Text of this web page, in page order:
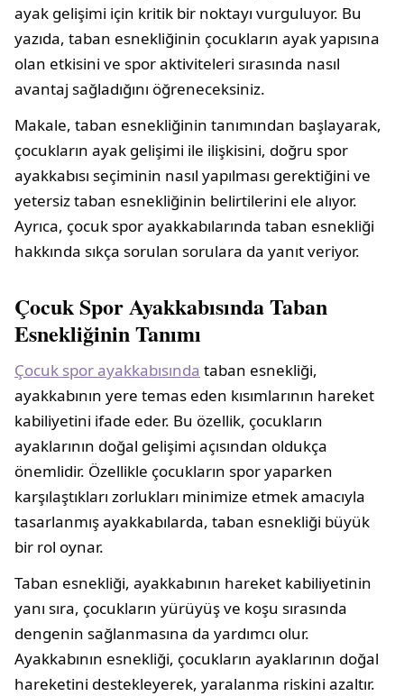
ayak gelişimi için kritik bir noktayı vurguluyor. Bu
yazıda, taban esnekliğinin çocukların ayak yapısına
olan etkisini ve spor aktiviteleri sırasında nasıl
avantaj sağladığını öğreneceksiniz.
Makale, taban esnekliğinin tanımından başlayarak,
çocukların ayak gelişimi ile ilişkisini, doğru spor
ayakkabısı seçiminin nasıl yapılması gerektiğini ve
yetersiz taban esnekliğinin belirtilerini ele alıyor.
Ayrıca, çocuk spor ayakkabılarında taban esnekliği
hakkında sıkça sorulan sorulara da yanıt veriyor.
Çocuk Spor Ayakkabısında Taban
Esnekliğinin Tanımı
Çocuk spor ayakkabısında taban esnekliği,
ayakkabının yere temas eden kısımlarının hareket
kabiliyetini ifade eder. Bu özellik, çocukların
ayaklarının doğal gelişimi açısından oldukça
önemlidir. Özellikle çocukların spor yaparken
karşılaştıkları zorlukları minimize etmek amacıyla
tasarlanmış ayakkabılarda, taban esnekliği büyük
bir rol oynar.
Taban esnekliği, ayakkabının hareket kabiliyetinin
yanı sıra, çocukların yürüyüş ve koşu sırasında
dengenin sağlanmasına da yardımcı olur.
Ayakkabının esnekliği, çocukların ayaklarının doğal
hareketini destekleyerek, yaralanma riskini azaltır.